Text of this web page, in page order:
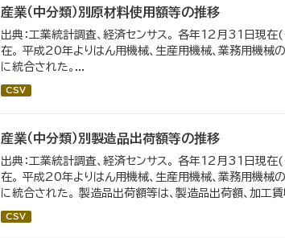
産業（中分類）別原材料使用額等の推移
出典：工業統計調査、経済センサス。 各年12月31日現
在。 平成20年よりはん用機械、生産用機械、業務用機械
に統合された。...
CSV
産業（中分類）別製造品出荷額等の推移
出典：工業統計調査、経済センサス。 各年12月31日現
在。 平成20年よりはん用機械、生産用機械、業務用機械
に統合された。 製造品出荷額等は、製造品出荷額、加工
CSV